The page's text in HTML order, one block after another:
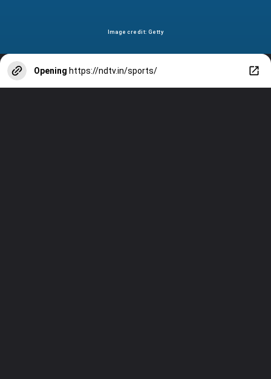
Image credit: Getty
Opening https://ndtv.in/sports/